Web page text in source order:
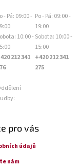
- Pá: 09:00 -
10:00 -
212 341
Po - Pá: 09:00 -
19:00
Sobota: 10:00 -
15:00
+420 212 341
275
pro vás
údajů
nám